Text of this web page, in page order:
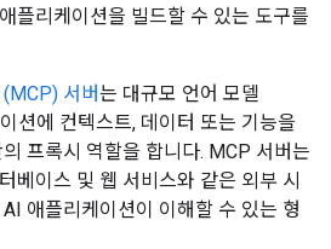
플리케이션을 빌드할 수 있는 도구를
서버는 대규모 언어 모델
션에 컨텍스트, 데이터 또는 기능을
프록시 역할을 합니다. MCP 서버는
베이스 및 웹 서비스와 같은 외부 시
애플리케이션이 이해할 수 있는 형